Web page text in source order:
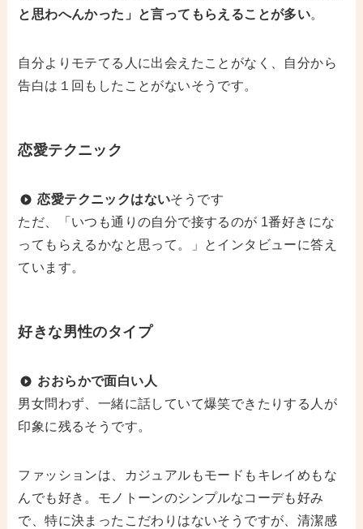
と思わへんかった」と言ってもらえることが多い。
自分よりモテてる人に出会えたことがなく、自分から
告白は１回もしたことがないそうです。
恋愛テクニック
恋愛テクニックはないそうです
ただ、「いつも通りの自分で接するのが 1番好きにな
ってもらえるかなと思って。」とインタビューに答え
ています。
好きな男性のタイプ
おおらかで面白い人
男女問わず、一緒に話していて爆笑できたりする人が
印象に残るそうです。
ファッションは、カジュアルもモードもキレイめもな
んでも好き。モノトーンのシンプルなコーデも好み
で、特に決まったこだわりはないそうですが、清潔感